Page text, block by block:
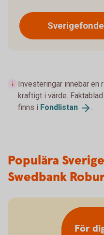
Investeringar innebär en
kraftigt i värde.
finns i Fondlistan .
Populära
Swedbank
För